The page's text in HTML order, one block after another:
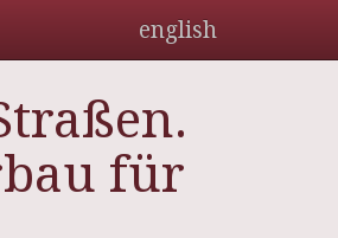
english
für